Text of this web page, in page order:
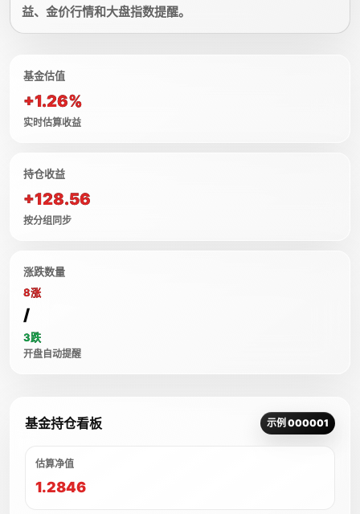
益、金价行情和大盘指数提醒。
基金估值
+1.26%
实时估算收益
持仓收益
+128.56
按分组同步
涨跌数量
8涨
/
3跌
开盘自动提醒
基金持仓看板 示例 000001
估算净值
1.2846